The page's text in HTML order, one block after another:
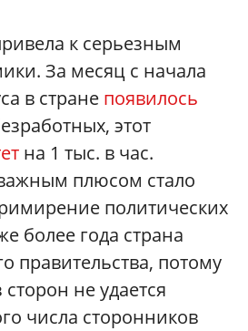
к серьезным
За месяц с начала
в стране появилось
этот
на 1 тыс. в час.
плюсом стало
политических
более года страна
правительства, потому
не удается
числа сторонников